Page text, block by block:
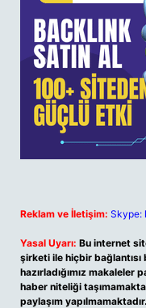
Reklam ve İletişim: Skype:
Yasal Uyarı: Bu internet
şirketi ile hiçbir bağlantısı
hazırladığımız makaleler
haber niteliği
paylaşım